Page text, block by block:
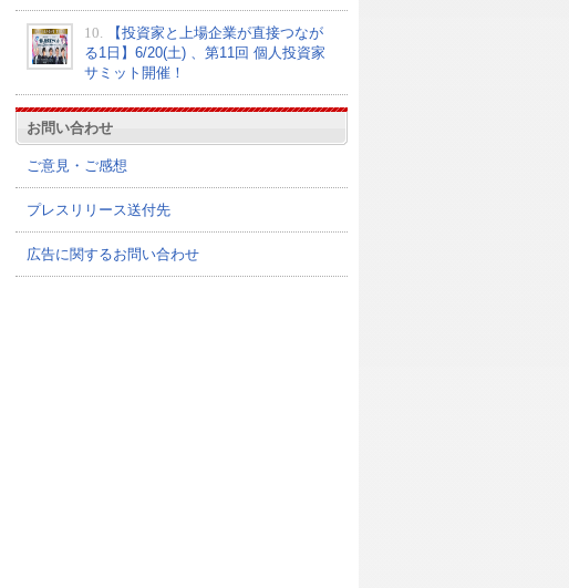
10.
【投資家と上場企業が直接つなが
る1日】6/20(土) 、第11回 個人投資家
サミット開催！
お問い合わせ
ご意見・ご感想
プレスリリース送付先
広告に関するお問い合わせ